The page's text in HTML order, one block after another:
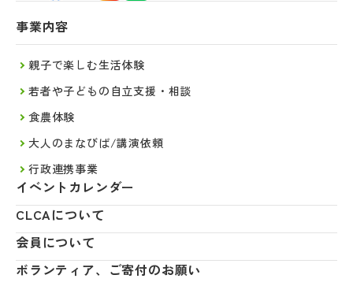
事業内容
親子で楽しむ生活体験
若者や子どもの自立支援・相談
食農体験
大人のまなびば/講演依頼
行政連携事業
イベントカレンダー
CLCAについて
会員について
ボランティア、ご寄付のお願い